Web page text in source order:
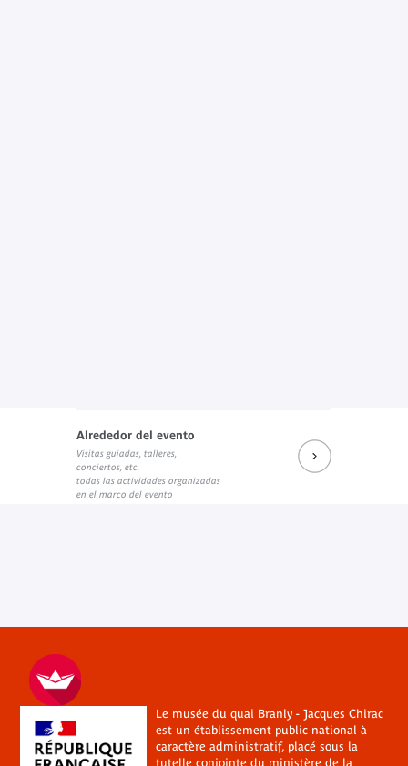
Alrededor del evento
Visitas guiadas, talleres,
conciertos, etc.
todas las actividades organizadas
en el marco del evento
Le musée du quai Branly - Jacques Chirac
est un établissement public national à
caractère administratif, placé sous la
tutelle conjointe du ministère de la